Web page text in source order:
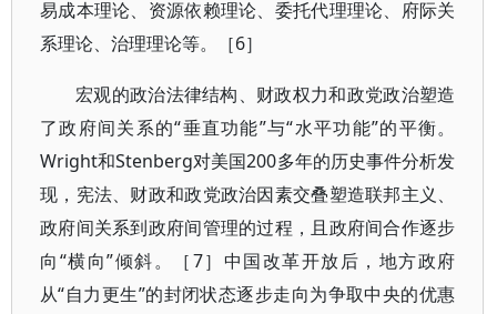
易成本理论、资源依赖理论、委托代理理论、府际关
系理论、治理理论等。［6］
宏观的政治法律结构、财政权力和政党政治塑造
了政府间关系的“垂直功能”与“水平功能”的平衡。
Wright和Stenberg对美国200多年的历史事件分析发
现，宪法、财政和政党政治因素交叠塑造联邦主义、
政府间关系到政府间管理的过程，且政府间合作逐步
向“横向”倾斜。［7］中国改革开放后，地方政府
从“自力更生”的封闭状态逐步走向为争取中央的优惠